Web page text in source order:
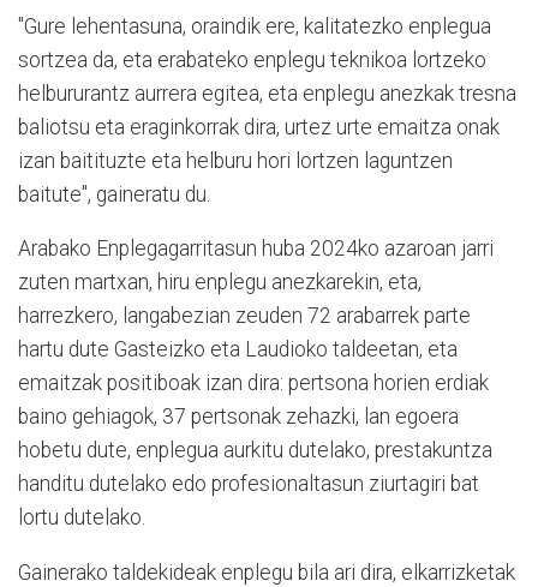
"Gure lehentasuna, oraindik ere, kalitatezko enplegua
sortzea da, eta erabateko enplegu teknikoa lortzeko
helbururantz aurrera egitea, eta enplegu anezkak tresna
baliotsu eta eraginkorrak dira, urtez urte emaitza onak
izan baitituzte eta helburu hori lortzen laguntzen
baitute", gaineratu du.
Arabako Enplegagarritasun huba 2024ko azaroan jarri
zuten martxan, hiru enplegu anezkarekin, eta,
harrezkero, langabezian zeuden 72 arabarrek parte
hartu dute Gasteizko eta Laudioko taldeetan, eta
emaitzak positiboak izan dira: pertsona horien erdiak
baino gehiagok, 37 pertsonak zehazki, lan egoera
hobetu dute, enplegua aurkitu dutelako, prestakuntza
handitu dutelako edo profesionaltasun ziurtagiri bat
lortu dutelako.
Gainerako taldekideak enplegu bila ari dira, elkarrizketak